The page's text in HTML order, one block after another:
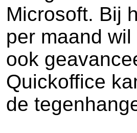
Microsoft. Bij
per maand
ook
Quickoffice
de